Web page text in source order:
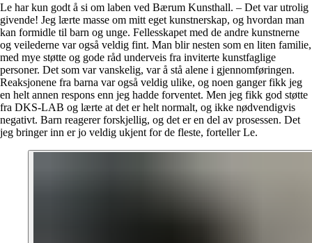
Le har kun godt å si om laben ved Bærum Kunsthall. – Det var utrolig
givende! Jeg lærte masse om mitt eget kunstnerskap, og hvordan man
kan formidle til barn og unge. Fellesskapet med de andre kunstnerne
og veilederne var også veldig fint. Man blir nesten som en liten familie,
med mye støtte og gode råd underveis fra inviterte kunstfaglige
personer. Det som var vanskelig, var å stå alene i gjennomføringen.
Reaksjonene fra barna var også veldig ulike, og noen ganger fikk jeg
en helt annen respons enn jeg hadde forventet. Men jeg fikk god støtte
fra DKS-LAB og lærte at det er helt normalt, og ikke nødvendigvis
negativt. Barn reagerer forskjellig, og det er en del av prosessen. Det
jeg bringer inn er jo veldig ukjent for de fleste, forteller Le.